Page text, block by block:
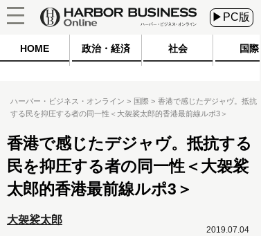
▶PC版
HOME 政治・経済 社会 国際
ハーバー・ビジネス・オンライン 国際
香港で感じたデジャヴ。抵抗
する民を抑圧する者の同一性＜大袈裟太郎的香港最前線ルポ3＞
香港で感じたデジャヴ。抵抗する
民を抑圧する者の同一性＜大袈裟
太郎的香港最前線ルポ3＞
大袈裟太郎
2019.07.04